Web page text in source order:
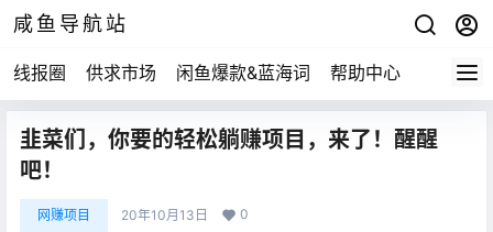
咸鱼导航站
线报圈 供求市场 闲鱼爆款&蓝海词 帮助中心
韭菜们，你要的轻松躺赚项目，来了！醒醒
吧！
网赚项目 20年10月13日 0